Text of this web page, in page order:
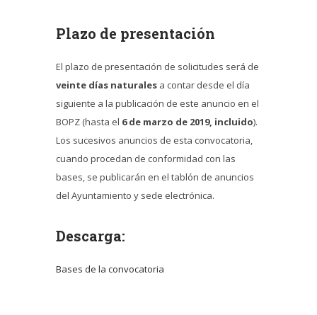
Plazo de presentación
El plazo de presentación de solicitudes será de
veinte días naturales a contar desde el día
siguiente a la publicación de este anuncio en el
BOPZ (hasta el 6 de marzo de 2019, incluido).
Los sucesivos anuncios de esta convocatoria,
cuando procedan de conformidad con las
bases, se publicarán en el tablón de anuncios
del Ayuntamiento y sede electrónica.
Descarga:
Bases de la convocatoria